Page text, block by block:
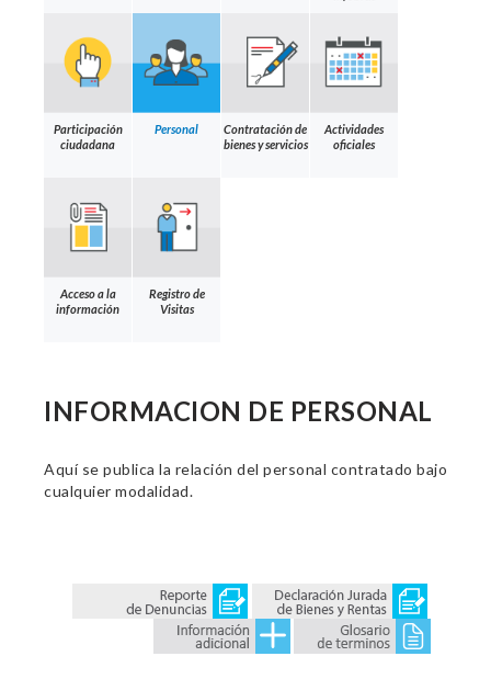
Participación
ciudadana
Personal
Contratación de
bienes y servicios
Actividades
oficiales
Acceso a la
información
Registro de
Visitas
INFORMACION DE PERSONAL
Aquí se publica la relación del personal contratado bajo
cualquier modalidad.